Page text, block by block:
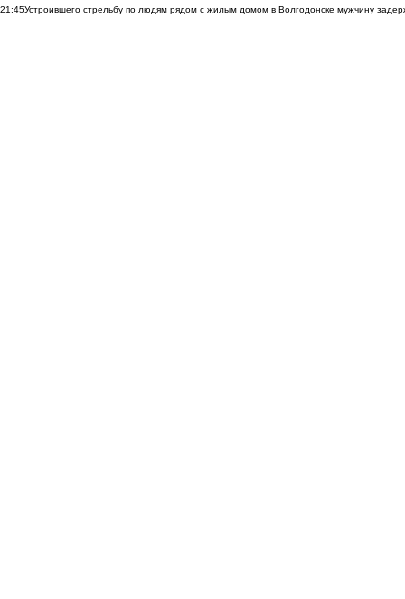
21:45Устроившего стрельбу по людям рядом с жилым домом в Волгодонске мужчину